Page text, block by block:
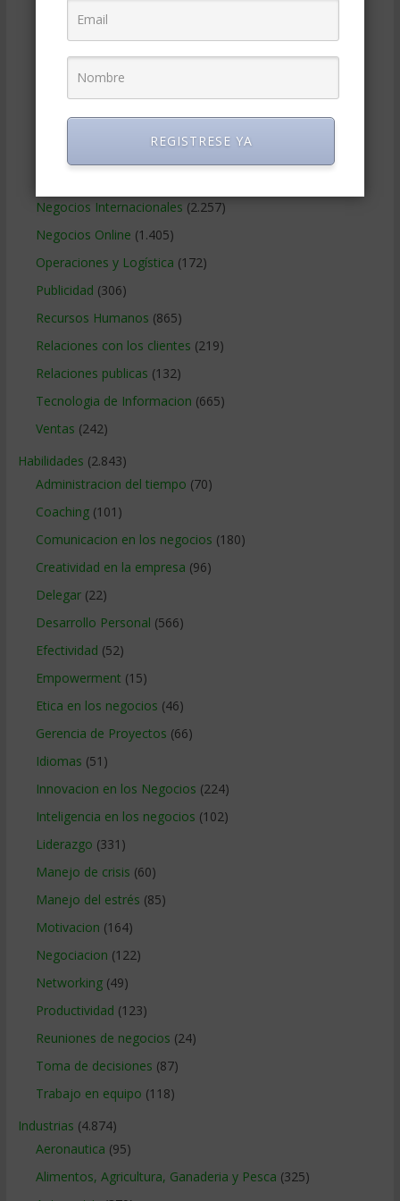
Finanzas Corporativas
Gerencia social y ambiental(223)
Gobierno Corporativo
(125)
Marketing(988)
Negocios Internacionales (2.257)
Negocios Online (1.405)
Operaciones y Logística (172)
Publicidad (306)
Recursos Humanos (865)
Relaciones con los clientes (219)
Relaciones publicas (132)
Tecnologia de Informacion (665)
Ventas (242)
Habilidades (2.843)
Administracion del tiempo (70)
Coaching(101)
Comunicacion en los negocios (180)
Creatividad en la empresa (96)
Delegar(22)
Desarrollo Personal (566)
Efectividad (52)
Empowerment (15)
Etica en los negocios (46)
Gerencia de Proyectos (66)
Idiomas (51)
Innovacion en los Negocios (224)
Inteligencia en los negocios (102)
Liderazgo (331)
Manejo de crisis (60)
Manejo del estrés (85)
Motivacion (164)
Negociacion (122)
Networking(49)
Productividad (123)
Reuniones de negocios (24)
Toma de decisiones (87)
Trabajo en equipo (118)
Industrias (4.874)
Aeronautica (95)
Alimentos, Agricultura, Ganaderia y Pesca (325)
REGISTRESE YA